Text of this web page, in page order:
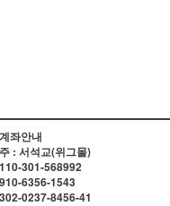
좌안내
: 서석교(위그몰)
110-301-568992
910-6356-1543
302-0237-8456-41